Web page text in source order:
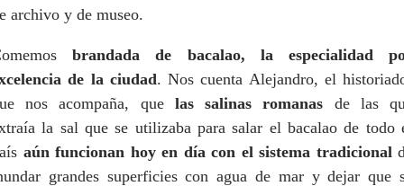
archivo y de museo.
brandada de bacalao, la especialidad
de la ciudad. Nos cuenta Alejandro, el
nos acompaña, que las salinas romanas de las
la sal que se utilizaba para salar el bacalao de todo
aún funcionan hoy en día con el sistema tradicional
grandes superficies con agua de mar y dejar que